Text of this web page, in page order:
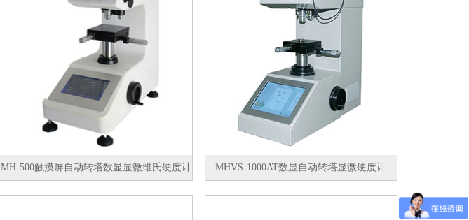
MH-500触摸屏自动转塔数显显微维氏硬度计 MHVS-1000AT数显自动转塔显微硬度计